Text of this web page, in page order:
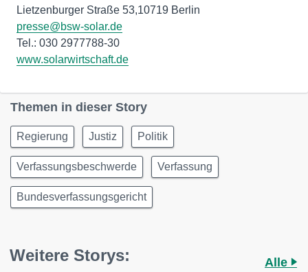
Lietzenburger Straße 53,10719 Berlin
presse@bsw-solar.de
Tel.: 030 2977788-30
www.solarwirtschaft.de
Themen in dieser Story
Regierung Justiz Politik
Verfassungsbeschwerde Verfassung
Bundesverfassungsgericht
Weitere Storys:
Alle